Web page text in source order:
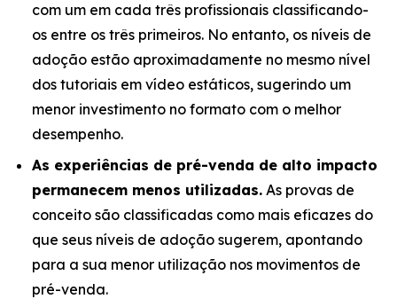
com um em cada três profissionais classificando-
os entre os três primeiros. No entanto, os níveis de
adoção estão aproximadamente no mesmo nível
dos tutoriais em vídeo estáticos, sugerindo um
menor investimento no formato com o melhor
desempenho.
As experiências de pré-venda de alto impacto
permanecem menos utilizadas. As provas de
conceito são classificadas como mais eficazes do
que seus níveis de adoção sugerem, apontando
para a sua menor utilização nos movimentos de
pré-venda.